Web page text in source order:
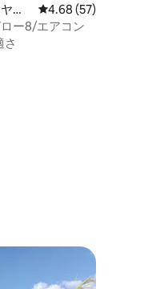
評価
イ
レビュー57件、5つ星
4.68 (57)
ー8/エアコン
さ